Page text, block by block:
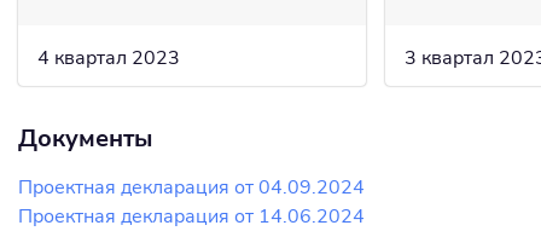
4 квартал 2023 3 квартал
Документы
Проектная декларация от 04.09.2024
Проектная декларация от 14.06.2024